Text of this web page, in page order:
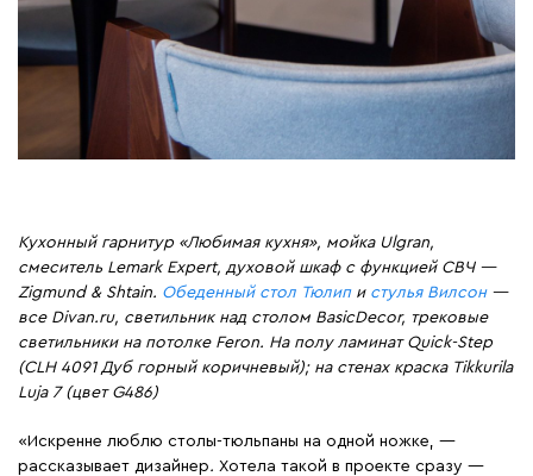
Кухонный гарнитур «Любимая кухня», мойка Ulgran,
смеситель Lemark Expert, духовой шкаф с функцией СВЧ —
Zigmund & Shtain. Обеденный стол Тюлипи стулья Вилсон—
все Divan.ru, светильник над столом BasicDecor, трековые
светильники на потолке Feron. На полу ламинат Quick-Step
(CLH 4091 Дуб горный коричневый); на стенах краска Tikkurila
Luja 7 (цвет G486)
«Искренне люблю столы-тюльпаны на одной ножке, —
рассказывает дизайнер. Хотела такой в проекте сразу —